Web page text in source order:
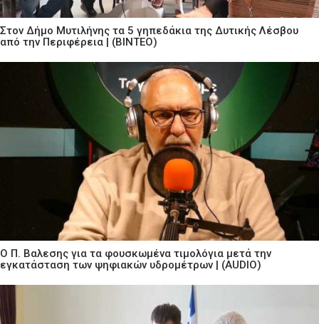
Στον Δήμο Μυτιλήνης τα 5 γηπεδάκια της Δυτικής Λέσβου
από την Περιφέρεια | (ΒΙΝΤΕΟ)
Ο Π. Βαλεσης για τα φουσκωμένα τιμολόγια μετά την
εγκατάσταση των ψηφιακών υδρομέτρων | (AUDIO)